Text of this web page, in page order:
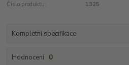
Číslo produktu: 1325
Kompletní specifikace
Hodnocení 0